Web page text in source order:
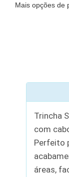
Mais opções de
Trincha
com
Perfeito
áreas,